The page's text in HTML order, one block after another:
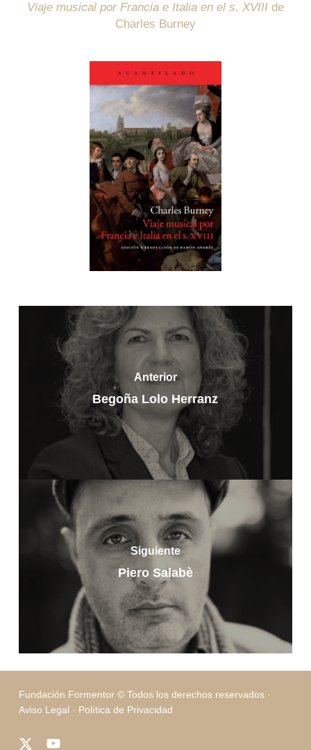
Viaje musical por Francia e Italia en el s. XVIIIde
Charles Burney
Anterior
Begoña Lolo Herranz
Siguiente
Piero Salabè
Fundación Formentor © Todos los derechos reservados ·
Aviso Legal · Política de Privacidad
x- youtube